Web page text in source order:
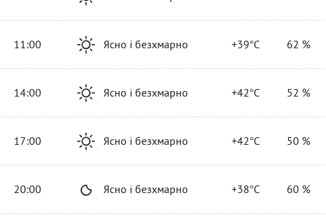
11:00 Ясно і безхмарно +39°C 62 %
14:00 Ясно і безхмарно +42°C 52 %
17:00 Ясно і безхмарно +42°C 50 %
20:00 Ясно і безхмарно +38°C 60 %